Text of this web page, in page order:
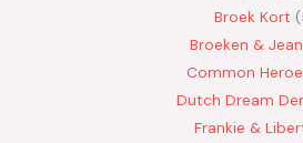
Broek Kort
Broeken &
Common
Dutch Dream
Frankie &